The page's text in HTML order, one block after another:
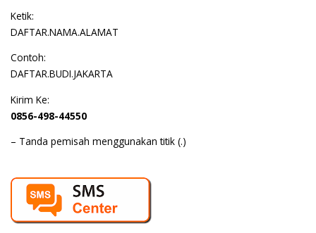
Ketik:
DAFTAR.NAMA.ALAMAT
Contoh:
DAFTAR.BUDI.JAKARTA
Kirim Ke:
0856-498-44550
– Tanda pemisah menggunakan titik (.)